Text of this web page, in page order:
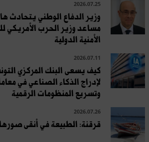
2026.07.25
وزير الدفاع الوطني يتحادث
مساعد وزير الحرب الأمريكي
الأمنية الدولية
2026.07.11
كيف يسعى البنك المركزي
لإدراج الذكاء الصناعي في
وتسريع المنظومات الرقمية
2026.07.26
قرقنة: الطبيعة في أنقى صورها